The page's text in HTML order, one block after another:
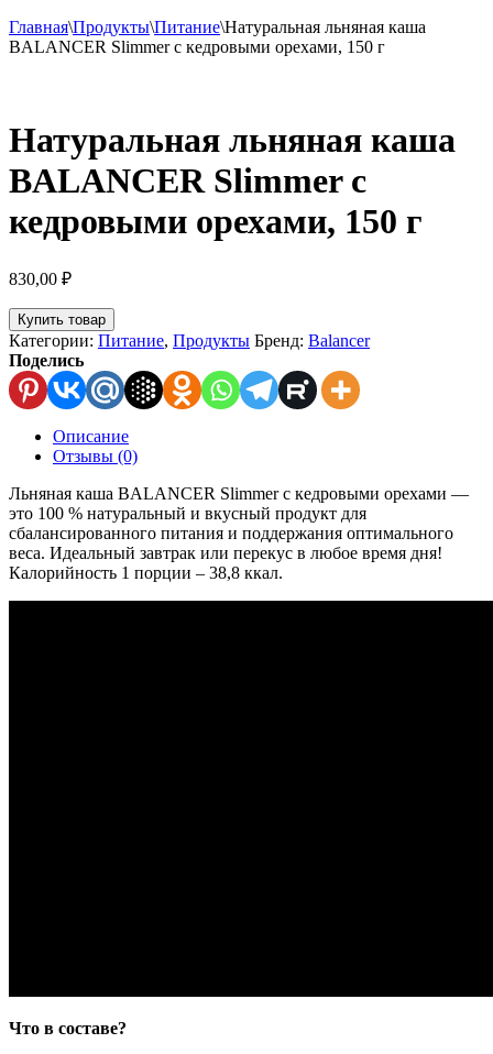
Главная\Продукты\Питание\Натуральная льняная каша
BALANCER Slimmer с кедровыми орехами, 150 г
Натуральная льняная каша
BALANCER Slimmer с
кедровыми орехами, 150 г
830,00 ₽
Купить товар
Категории: Питание, Продукты Бренд: Balancer
Поделись
Описание
Отзывы (0)
Льняная каша BALANCER Slimmer с кедровыми орехами —
это 100 % натуральный и вкусный продукт для
сбалансированного питания и поддержания оптимального
веса. Идеальный завтрак или перекус в любое время дня!
Калорийность 1 порции – 38,8 ккал.
Что в составе?